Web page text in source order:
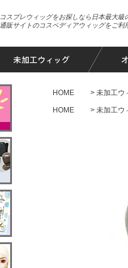
コスプレウィッグをお探しなら日本最大級
通販サイトのコスペディアウィッグをご利
HOME 未加工ウ
HOME 未加工ウ